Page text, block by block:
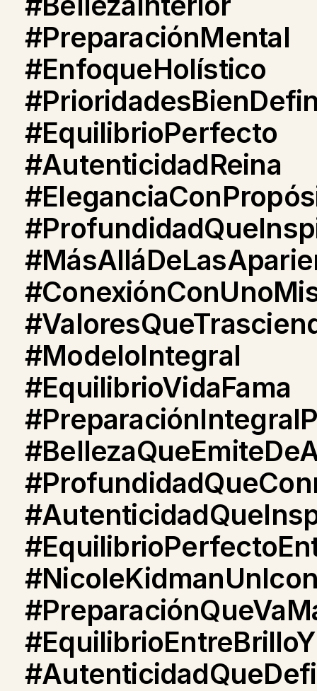
#PreparaciónMental
#EnfoqueHolístico
#EquilibrioPerfecto
#AutenticidadReina
#ModeloIntegral
#EquilibrioVidaFama